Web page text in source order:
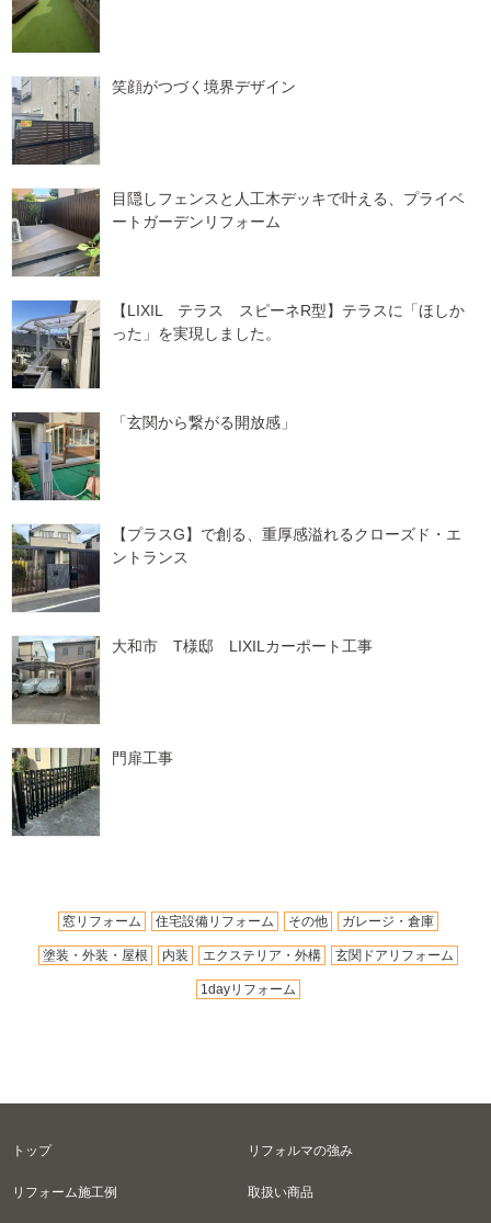
笑顔がつづく境界デザイン
目隠しフェンスと人工木デッキで叶える、プライベ
ートガーデンリフォーム
【LIXIL テラス スピーネR型】テラスに「ほしか
った」を実現しました。
「玄関から繋がる開放感」
【プラスG】で創る、重厚感溢れるクローズド・エ
ントランス
大和市 T様邸 LIXILカーポート工事
門扉工事
窓リフォーム 住宅設備リフォーム その他 ガレージ・倉庫
塗装・外装・屋根 内装 エクステリア・外構 玄関ドアリフォーム
1dayリフォーム
トップ リフォルマの強み
リフォーム施工例 取扱い商品